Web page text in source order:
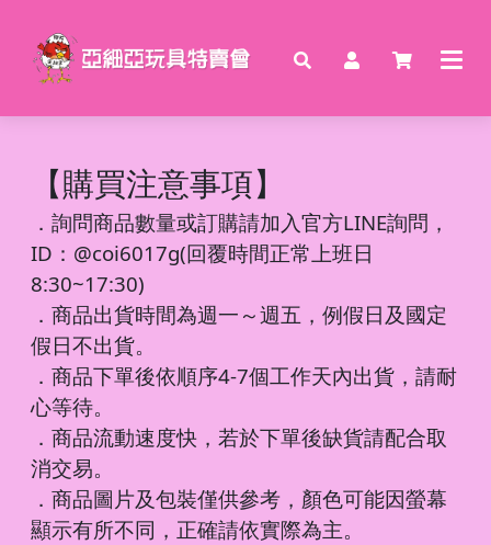
【購買注意事項】
． 詢問商品數量或訂購請加入官方LINE詢問，
ID：@coi6017g(回覆時間正常上班日
8:30~17:30)
．商品出貨時間為週一～週五，例假日及國定
假日不出貨。
．商品下單後依順序4-7個工作天內出貨，請耐
心等待。
．商品流動速度快，若於下單後缺貨請配合取
消交易。
．商品圖片及包裝僅供參考，顏色可能因螢幕
顯示有所不同，正確請依實際為主。